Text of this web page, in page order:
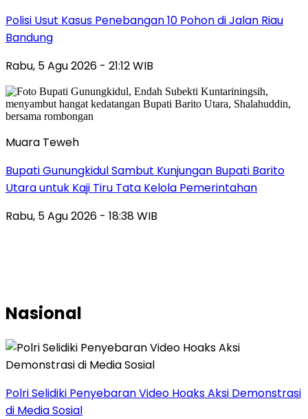
Polisi Usut Kasus Penebangan 10 Pohon di Jalan Riau
Bandung
Rabu, 5 Agu 2026 - 21:12 WIB
Muara Teweh
Bupati Gunungkidul Sambut Kunjungan Bupati Barito
Utara untuk Kaji Tiru Tata Kelola Pemerintahan
Rabu, 5 Agu 2026 - 18:38 WIB
Nasional
Polri Selidiki Penyebaran Video Hoaks Aksi Demonstrasi
di Media Sosial